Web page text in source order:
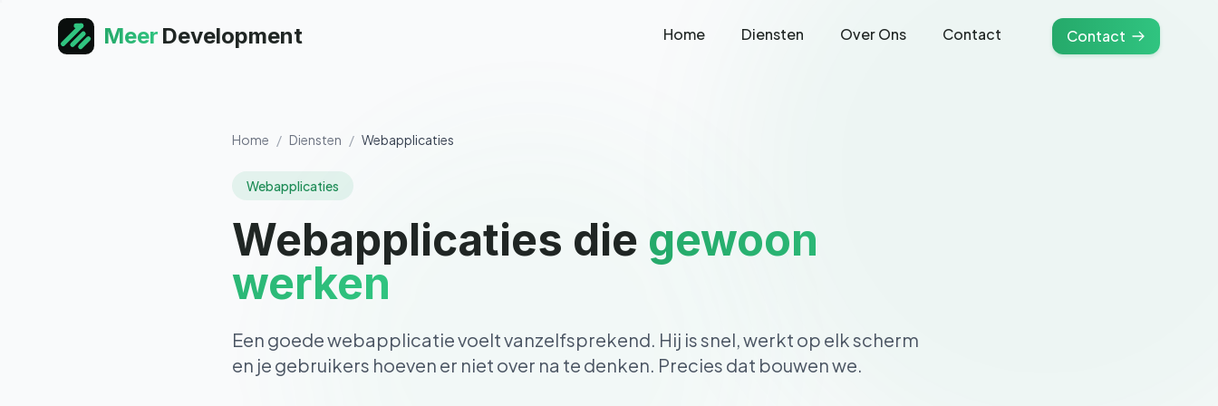
Meer Development Home Diensten Over Ons Contact Contact
Home / Diensten / Webapplicaties
Webapplicaties
Webapplicaties die gewoon
werken
Een goede webapplicatie voelt vanzelfsprekend. Hij is snel, werkt op elk scherm
en je gebruikers hoeven er niet over na te denken. Precies dat bouwen we.